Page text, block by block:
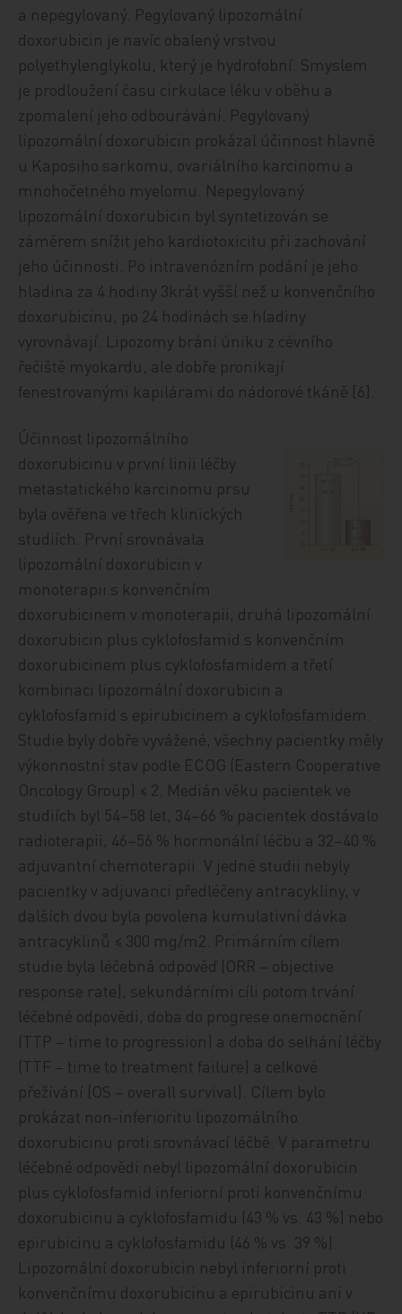
a nepegylovaný. Pegylovaný lipozomální
doxorubicin je navíc obalený vrstvou
polyethylenglykolu, který je hydrofobní. Smyslem
je prodloužení času cirkulace léku v oběhu a
zpomalení jeho odbourávání. Pegylovaný
lipozomální doxorubicin prokázal účinnost hlavně
u Kaposiho sarkomu, ovariálního karcinomu a
mnohočetného myelomu. Nepegylovaný
lipozomální doxorubicin byl syntetizován se
záměrem snížit jeho kardiotoxicitu při zachování
jeho účinnosti. Po intravenózním podání je jeho
hladina za 4 hodiny 3krát vyšší než u konvenčního
doxorubicinu, po 24 hodinách se hladiny
vyrovnávají. Lipozomy brání úniku z cévního
řečiště myokardu, ale dobře pronikají
fenestrovanými kapilárami do nádorové tkáně [6].
Účinnost lipozomálního
doxorubicinu v první linii léčby
metastatického karcinomu prsu
byla ověřena ve třech klinických
studiích. První srovnávala
lipozomální doxorubicin v
monoterapii s konvenčním
doxorubicinem v monoterapii, druhá lipozomální
doxorubicin plus cyklofosfamid s konvenčním
doxorubicinem plus cyklofosfamidem a třetí
kombinaci lipozomální doxorubicin a
cyklofosfamid s epirubicinem a cyklofosfamidem.
Studie byly dobře vyvážené, všechny pacientky měly
výkonnostní stav podle ECOG (Eastern Cooperative
Oncology Group) ≤ 2. Medián věku pacientek ve
studiích byl 54–58 let, 34–66 % pacientek dostávalo
radioterapii, 46–56 % hormonální léčbu a 32–40 %
adjuvantní chemoterapii. V jedné studii nebyly
pacientky v adjuvanci předléčeny antracykliny, v
dalších dvou byla povolena kumulativní dávka
antracyklinů ≤ 300 mg/m2. Primárním cílem
studie byla léčebná odpověď (ORR – objective
response rate), sekundárními cíli potom trvání
léčebné odpovědi, doba do progrese onemocnění
(TTP – time to progression) a doba do selhání léčby
(TTF – time to treatment failure) a celkové
přežívání (OS – overall survival). Cílem bylo
prokázat non-inferioritu lipozomálního
doxorubicinu proti srovnávací léčbě. V parametru
léčebné odpovědi nebyl lipozomální doxorubicin
plus cyklofosfamid inferiorní proti konvenčnímu
doxorubicinu a cyklofosfamidu (43 % vs. 43 %) nebo
epirubicinu a cyklofosfamidu (46 % vs. 39 %).
Lipozomální doxorubicin nebyl inferiorní proti
konvenčnímu doxorubicinu a epirubicinu ani v